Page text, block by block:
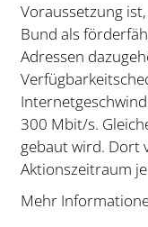
Voraussetzung
Bund als
Adressen
300 Mbit/s.
gebaut wird. Dort
Aktionszeitraum
Mehr